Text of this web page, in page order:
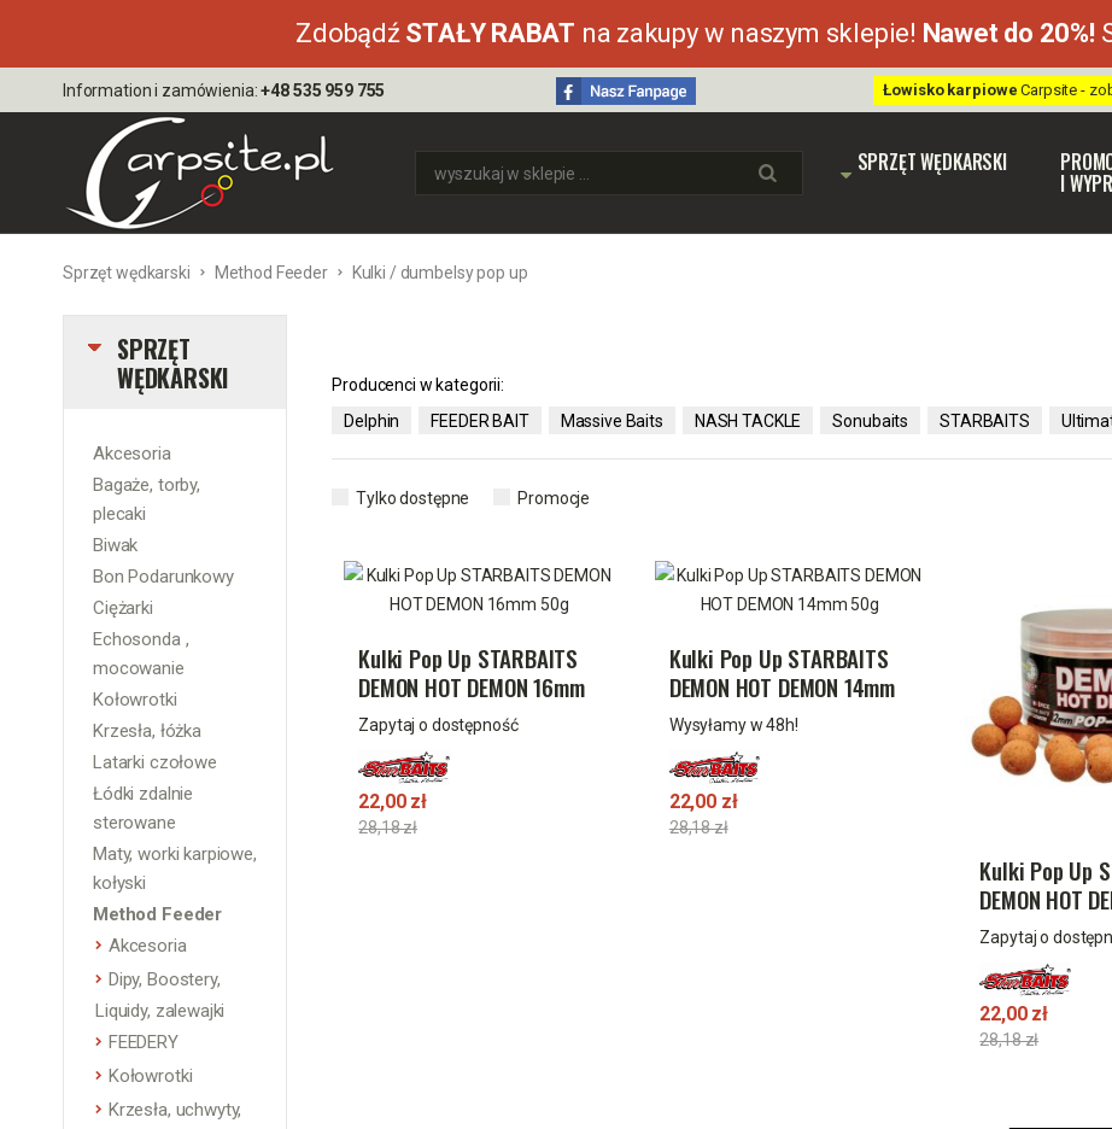
Zdobądź STAŁY RABAT na zakupy w naszym sklepie! Nawet do 20%!
Information i zamówienia:+48 535 959 755 Łowisko karpiowe Carpsite -
SPRZĘT WĘDKARSKI
I
Sprzęt wędkarski Method Feeder Kulki / dumbelsy pop up
SPRZĘT
WĘDKARSKI
Akcesoria
Bagaże, torby,
plecaki
Biwak
Bon Podarunkowy
Ciężarki
Echosonda ,
mocowanie
Kołowrotki
Krzesła, łóżka
Latarki czołowe
Łódki zdalnie
sterowane
Maty, worki karpiowe,
kołyski
Method Feeder
Akcesoria
Dipy, Boostery,
Liquidy, zalewajki
FEEDERY
Kołowrotki
Krzesła, uchwyty,
Tylko dostępne Promocje
Producenci w kategorii:
Delphin
FEEDER BAIT Massive Baits NASH TACKLE Sonubaits STARBAITS
Kulki Pop Up STARBAITS
DEMON HOT DEMON 16mm
50g
Zapytaj o dostępność
22,00 zł
28,18 zł
Kulki Pop Up STARBAITS
DEMON HOT DEMON 14mm
50g
Wysyłamy w 48h!
22,00 zł
28,18 zł
Kulki Pop Up
DEMON HOT
50g
Zapytaj o
22,00 zł
28,18 zł